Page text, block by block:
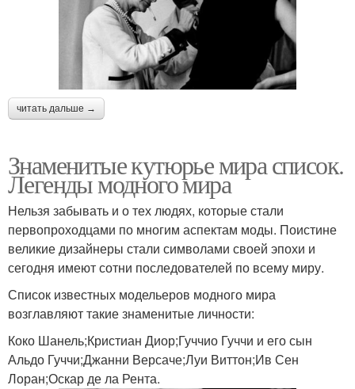
читать дальше →
Знаменитые кутюрье мира список.
Легенды модного мира
Нельзя забывать и о тех людях, которые стали
первопроходцами по многим аспектам моды. Поистине
великие дизайнеры стали символами своей эпохи и
сегодня имеют сотни последователей по всему миру.
Список известных модельеров модного мира
возглавляют такие знаменитые личности:
Коко Шанель;Кристиан Диор;Гуччио Гуччи и его сын
Альдо Гуччи;Джанни Версаче;Луи Виттон;Ив Сен
Лоран;Оскар де ла Рента.